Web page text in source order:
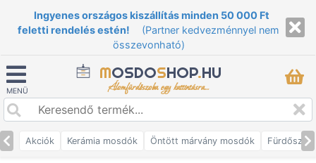
Ingyenes országos kiszállítás minden 50 000 Ft
feletti rendelés estén!
(Partner kedvezménnyel nem
összevonható)
MENÜ
MOSDOSHOP.HU
Álomfürdőszoba egy kattintásra...
Akciók Kerámia mosdók Öntött márvány mosdók